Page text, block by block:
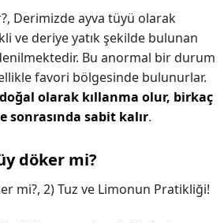
Derimizde ayva tüyü olarak
ve deriye yatık şekilde bulunan
Bu anormal bir durum
favori bölgesinde bulunurlar.
olarak kıllanma olur, birkaç
sonrasında sabit kalır.
döker mi?
mi?, 2) Tuz ve Limonun Pratikliği!